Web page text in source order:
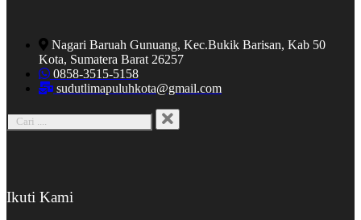
Nagari Baruah Gunuang, Kec.Bukik Barisan, Kab 50
Kota, Sumatera Barat 26257
0858-3515-5158
sudutlimapuluhkota@gmail.com
Ikuti Kami